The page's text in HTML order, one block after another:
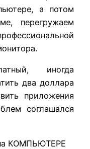
а потом
перегружаем
иногда
два доллара
приложения
соглашался
КОМПЬЮТЕРЕ